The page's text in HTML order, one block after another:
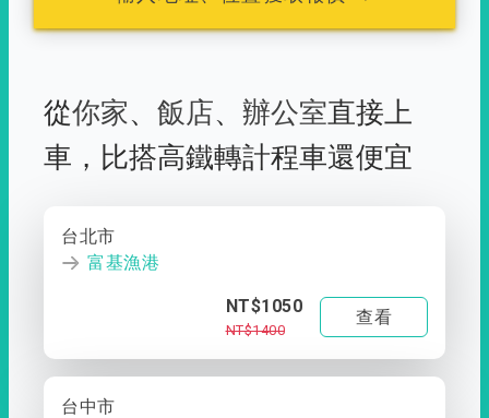
從你家、 飯店、 辦公室直接上
車， 比搭高鐵轉計程車還便宜
台北市
富基漁港
NT$1050
NT$1400
查看
台中市